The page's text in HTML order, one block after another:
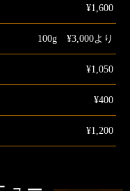
¥1,600
100g ¥3,000より
¥1,050
¥400
¥1,200